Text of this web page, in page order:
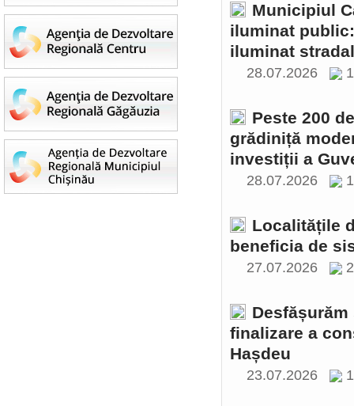
Municipiul
iluminat
iluminat
28.07.2026
Peste 200
grădiniță
investiții a
28.07.2026
Localitățile
beneficia de
27.07.2026
finalizare a
Hașdeu
23.07.2026